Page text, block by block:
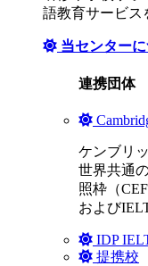
語教育サービス
当センター
連携団体
ケンブリ
世界共通
照枠（
および
IDP
提携校